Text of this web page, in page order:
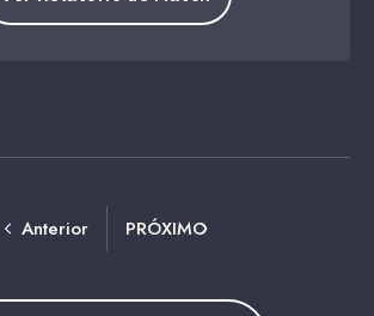
Anterior PRÓXIMO